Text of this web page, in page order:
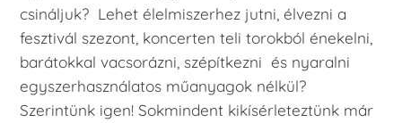
csináljuk? Lehet élelmiszerhez jutni, élvezni a
fesztivál szezont, koncerten teli torokból énekelni,
barátokkal vacsorázni, szépítkezni és nyaralni
egyszerhasználatos műanyagok nélkül?
Szerintünk igen! Sokmindent kikísérleteztünk már